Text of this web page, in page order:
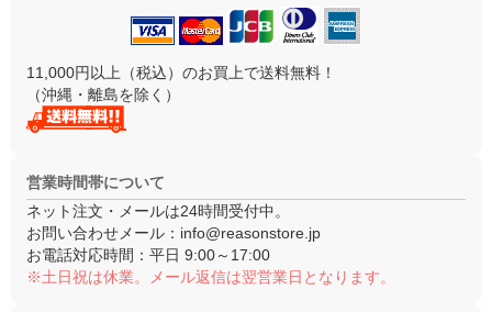
11,000円以上（税込）のお買上で送料無料！
（沖縄・離島を除く）
営業時間帯について
ネット注文・メールは24時間受付中。
お問い合わせメール： info@reasonstore.jp
お電話対応時間： 平日 9:00～17:00
※土日祝は休業。メール返信は翌営業日となります。